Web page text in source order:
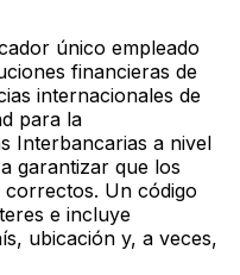
único empleado
financieras de
internacionales de
para la
Interbancarias a nivel
garantizar que los
correctos. Un código
e incluye
ubicación y, a veces,